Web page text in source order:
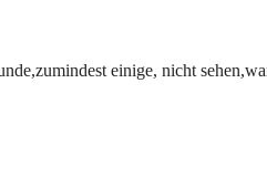
einige, nicht